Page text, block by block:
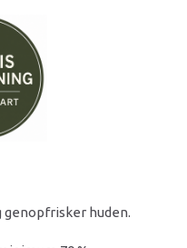
genopfrisker huden.